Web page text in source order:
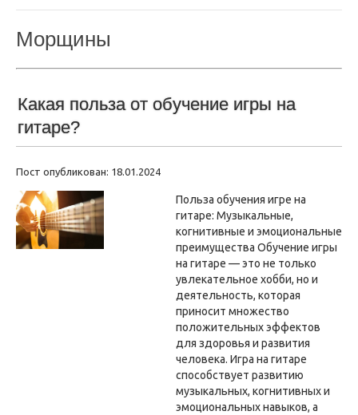
Морщины
Какая польза от обучение игры на
гитаре?
Пост опубликован: 18.01.2024
Польза обучения игре на
гитаре: Музыкальные,
когнитивные и эмоциональные
преимущества Обучение игры
на гитаре — это не только
увлекательное хобби, но и
деятельность, которая
приносит множество
положительных эффектов
для здоровья и развития
человека. Игра на гитаре
способствует развитию
музыкальных, когнитивных и
эмоциональных навыков, а